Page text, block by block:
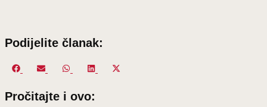
Podijelite članak:
Share
Facebook
Share
Email
Share
WhatsApp
Share
Pročitajte i ovo: